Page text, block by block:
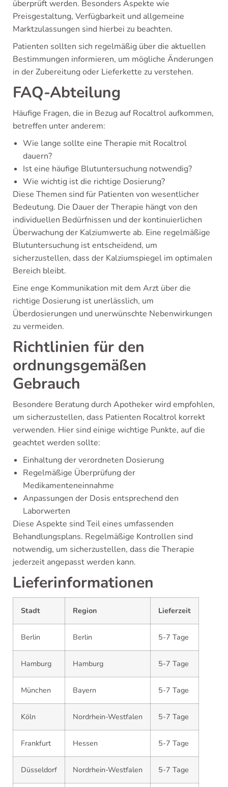
überprüft werden. Besonders Aspekte wie
Preisgestaltung, Verfügbarkeit und allgemeine
Marktzulassungen sind hierbei zu beachten.
Patienten sollten sich regelmäßig über die aktuellen
Bestimmungen informieren, um mögliche Änderungen
in der Zubereitung oder Lieferkette zu verstehen.
FAQ-Abteilung
Häufige Fragen, die in Bezug auf Rocaltrol aufkommen,
betreffen unter anderem:
Wie lange sollte eine Therapie mit Rocaltrol
dauern?
Ist eine häufige Blutuntersuchung notwendig?
Wie wichtig ist die richtige Dosierung?
Diese Themen sind für Patienten von wesentlicher
Bedeutung. Die Dauer der Therapie hängt von den
individuellen Bedürfnissen und der kontinuierlichen
Überwachung der Kalziumwerte ab. Eine regelmäßige
Blutuntersuchung ist entscheidend, um
sicherzustellen, dass der Kalziumspiegel im optimalen
Bereich bleibt.
Eine enge Kommunikation mit dem Arzt über die
richtige Dosierung ist unerlässlich, um
Überdosierungen und unerwünschte Nebenwirkungen
zu vermeiden.
Richtlinien für den
ordnungsgemäßen
Gebrauch
Besondere Beratung durch Apotheker wird empfohlen,
um sicherzustellen, dass Patienten Rocaltrol korrekt
verwenden. Hier sind einige wichtige Punkte, auf die
geachtet werden sollte:
Einhaltung der verordneten Dosierung
Regelmäßige Überprüfung der
Medikamenteneinnahme
Anpassungen der Dosis entsprechend den
Laborwerten
Diese Aspekte sind Teil eines umfassenden
Behandlungsplans. Regelmäßige Kontrollen sind
notwendig, um sicherzustellen, dass die Therapie
jederzeit angepasst werden kann.
Lieferinformationen
Stadt Region Lieferzeit
Berlin Berlin 5-7 Tage
Hamburg Hamburg 5-7 Tage
München Bayern 5-7 Tage
Köln Nordrhein-Westfalen 5-7 Tage
Frankfurt Hessen 5-7 Tage
Düsseldorf Nordrhein-Westfalen 5-7 Tage